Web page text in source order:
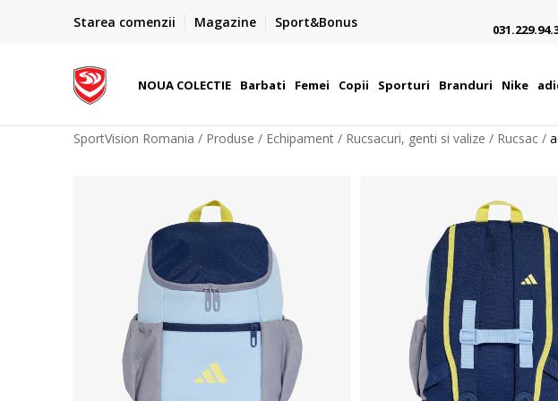
Starea comenzii Magazine Sport&Bonus
Plateste cu cardul in siguranta prin WSPay - Visa, MasterCard,
NOUA COLECTIE Barbati Femei Copii Sporturi Branduri Nike
SportVision Romania Produse Echipament Rucsacuri, genti si valize Rucsac